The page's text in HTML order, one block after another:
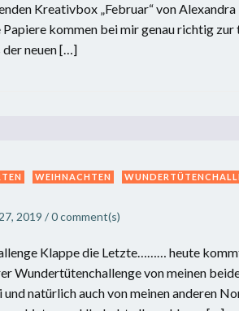
Kreativbox „Februar“ von Alexandra
kommen bei mir genau richtig zur
neuen […]
WEIHNACHTEN
2019 /0comment(s)
Klappe die Letzte……… heute
Wundertütenchallenge von meinen
und natürlich auch von meinen anderen